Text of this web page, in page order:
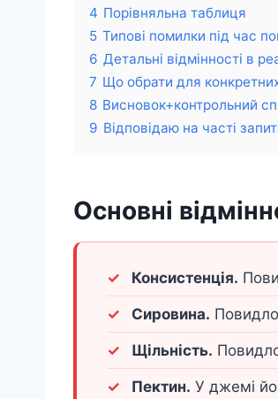
4 Порівняльна таблиця
5 Типові помилки під час
6 Детальні відмінності в
7 Що обрати для
8 Висновок+контрольний
9 Відповідаю на часті
Основні
Консистенція.
Сировина.
Щільність.
Пектин. У джемі